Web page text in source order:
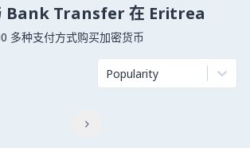
Bank Transfer 在 Eritrea
多种支付方式购买加密货币
Popularity
